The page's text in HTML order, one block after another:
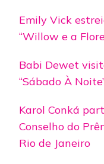
Emily Vick
“Willow e a
Babi Dewet
“Sábado À
Karol Conká
Conselho do
Rio de Janeiro